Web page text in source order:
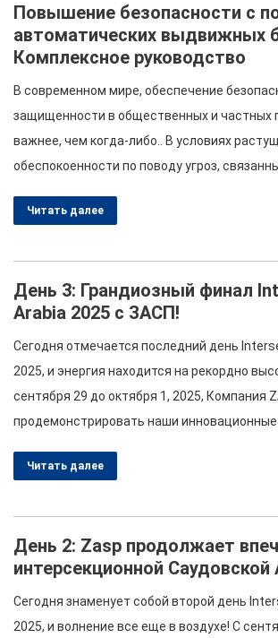
систем боллардов., выдвижные
системы контроля доступа транспортных
Повышение безопасности с
автоматических выдвижных
Комплексное руководство
В современном мире, обеспечение
защищенности в общественных и частных
важнее, чем когда-либо.. В условиях
обеспокоенности по поводу угроз,
обращаются к передовым решениям, таким
барьеры предназначены для обеспечения
защиты при сохранении простоты
подробно рассматриваются различные
Читать далее
День 3: Грандиозный финал
Arabia 2025 с ЗАСП!
Сегодня отмечается последний день
2025, и энергия находится на рекордно
сентября 29 до октября 1, 2025, Компания
продемонстрировать наши
ожидать в этот волнующий последний день! Празднование
невероятного мероприятия,…
Читать далее
День 2: Zasp продолжает
интерсекционной Саудовской
Сегодня знаменует собой второй день
2025, и волнение все еще в воздухе! С